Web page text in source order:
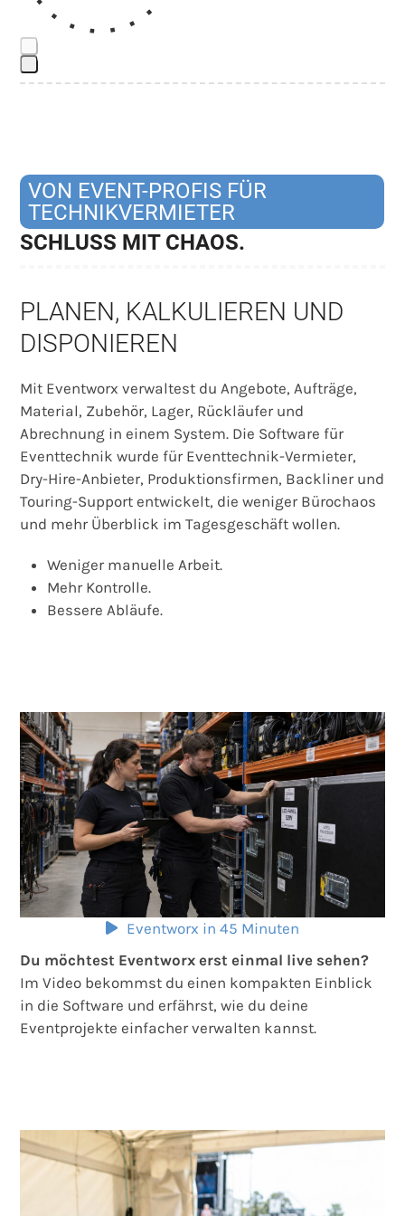
keys
to
access
the
Press
to
the
first
slide
VON EVENT-PROFIS FÜR
TECHNIKVERMIETER
SCHLUSS MIT CHAOS.
PLANEN, KALKULIEREN UND
DISPONIEREN
Mit Eventworx verwaltest du Angebote, Aufträge,
Material, Zubehör, Lager, Rückläufer und
Abrechnung in einem System. Die Software für
Eventtechnik wurde für Eventtechnik-Vermieter,
Dry-Hire-Anbieter, Produktionsfirmen, Backliner und
Touring-Support entwickelt, die weniger Bürochaos
und mehr Überblick im Tagesgeschäft wollen.
Weniger manuelle Arbeit.
Mehr Kontrolle.
Bessere Abläufe.
Eventworx in 45 Minuten
Du möchtest Eventworx erst einmal live sehen?
Im Video bekommst du einen kompakten Einblick
in die Software und erfährst, wie du deine
Eventprojekte einfacher verwalten kannst.